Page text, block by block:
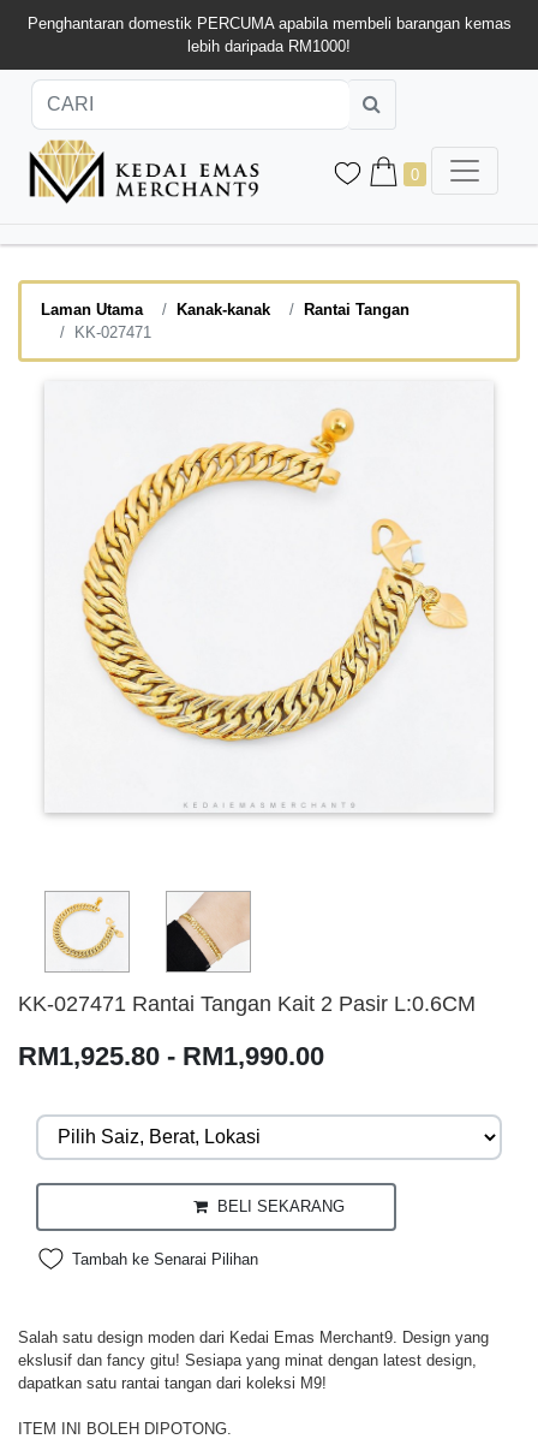
Penghantaran domestik PERCUMA apabila membeli barangan kemas
lebih daripada RM1000!
0
Laman Utama Kanak-kanak
Rantai Tangan
KK-027471
KK-027471 Rantai Tangan Kait 2 Pasir L:0.6CM
RM1,925.80 - RM1,990.00
BELI SEKARANG
Tambah ke Senarai Pilihan
Salah satu design moden dari Kedai Emas Merchant9. Design yang
ekslusif dan fancy gitu! Sesiapa yang minat dengan latest design,
dapatkan satu rantai tangan dari koleksi M9!
ITEM INI BOLEH DIPOTONG.